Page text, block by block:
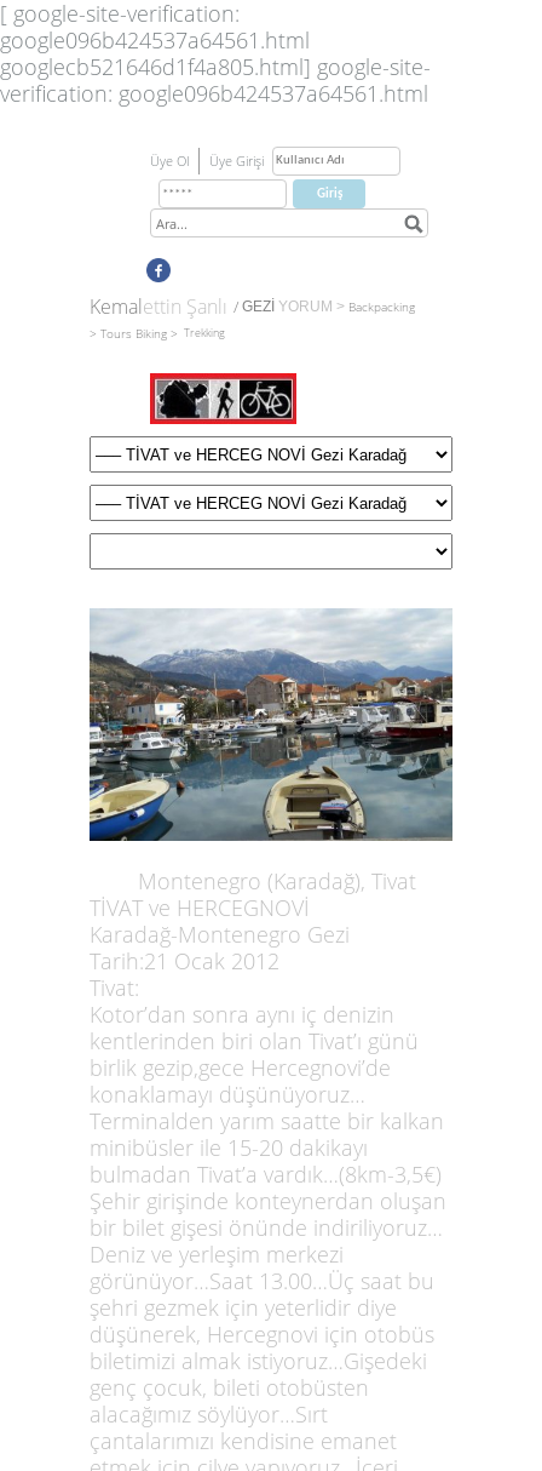
[ google-site-verification:
google096b424537a64561.html
googlecb521646d1f4a805.html] google-site-
verification: google096b424537a64561.html
Üye Ol Üye Girişi
Kemalettin Şanlı / GEZİ YORUM > Backpacking
> Tours Biking > Trekking
Montenegro (Karadağ), Tivat
TİVAT ve HERCEGNOVİ
Karadağ-Montenegro Gezi
Tarih:21 Ocak 2012
Tivat:
Kotor’dan sonra aynı iç denizin
kentlerinden biri olan Tivat’ı günü
birlik gezip,gece Hercegnovi’de
konaklamayı düşünüyoruz…
Terminalden yarım saatte bir kalkan
minibüsler ile 15-20 dakikayı
bulmadan Tivat’a vardık…(8km-3,5€)
Şehir girişinde konteynerdan oluşan
bir bilet gişesi önünde indiriliyoruz…
Deniz ve yerleşim merkezi
görünüyor…Saat 13.00…Üç saat bu
şehri gezmek için yeterlidir diye
düşünerek, Hercegnovi için otobüs
biletimizi almak istiyoruz…Gişedeki
genç çocuk, bileti otobüsten
alacağımız söylüyor…Sırt
çantalarımızı kendisine emanet